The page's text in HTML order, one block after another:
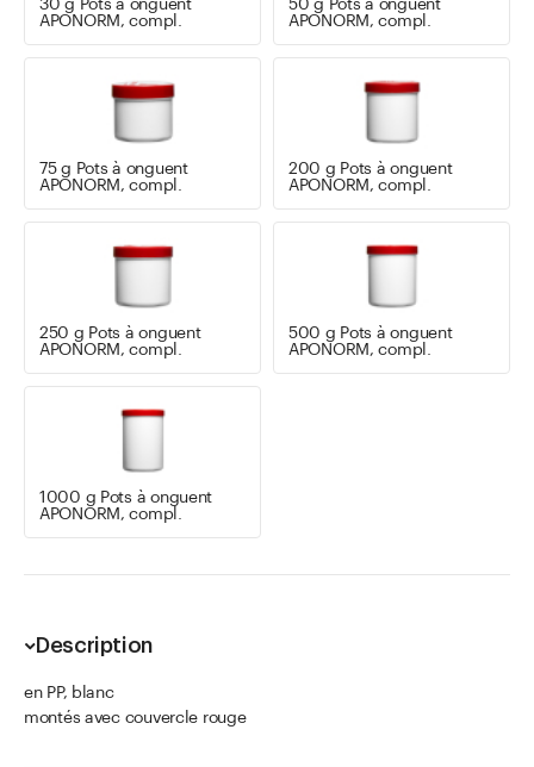
30 g Pots à onguent
APONORM, compl.
50 g Pots à onguent
APONORM, compl.
75 g Pots à onguent
APONORM, compl.
200 g Pots à onguent
APONORM, compl.
250 g Pots à onguent
APONORM, compl.
500 g Pots à onguent
APONORM, compl.
1000 g Pots à onguent
APONORM, compl.
Description
en PP, blanc
montés avec couvercle rouge